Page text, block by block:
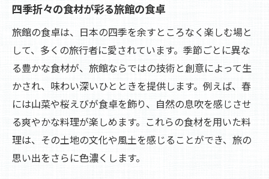
旅館で楽しむ桜えびの香り豊かな逸品
山菜と桜えびが織りなす春の旅館メニュー
春の旬を活かした旅館の特別料理
旅館で堪能する春の風味と香り
春の訪れを告げる旅館の味わい
夏の旅館で川魚料理が提供する涼やかなひとと
き
涼を呼ぶ川魚料理の醍醐味を旅館で
四季折々の食材が彩る旅館の食卓
旅館の食卓は、日本の四季を余すところなく楽しむ場と
して、多くの旅行者に愛されています。季節ごとに異な
る豊かな食材が、旅館ならではの技術と創意によって生
かされ、味わい深いひとときを提供します。例えば、春
には山菜や桜えびが食卓を飾り、自然の息吹を感じさせ
る爽やかな料理が楽しめます。これらの食材を用いた料
理は、その土地の文化や風土を感じることができ、旅の
思い出をさらに色濃くします。